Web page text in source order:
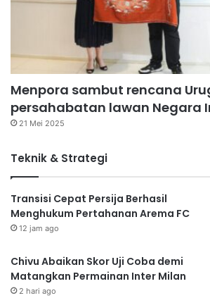
Menpora sambut rencana
persahabatan lawan Negara
21 Mei 2025
Teknik & Strategi
Transisi Cepat Persija Berhasil
Menghukum Pertahanan Arema FC
12 jam ago
Chivu Abaikan Skor Uji Coba demi
Matangkan Permainan Inter Milan
2 hari ago